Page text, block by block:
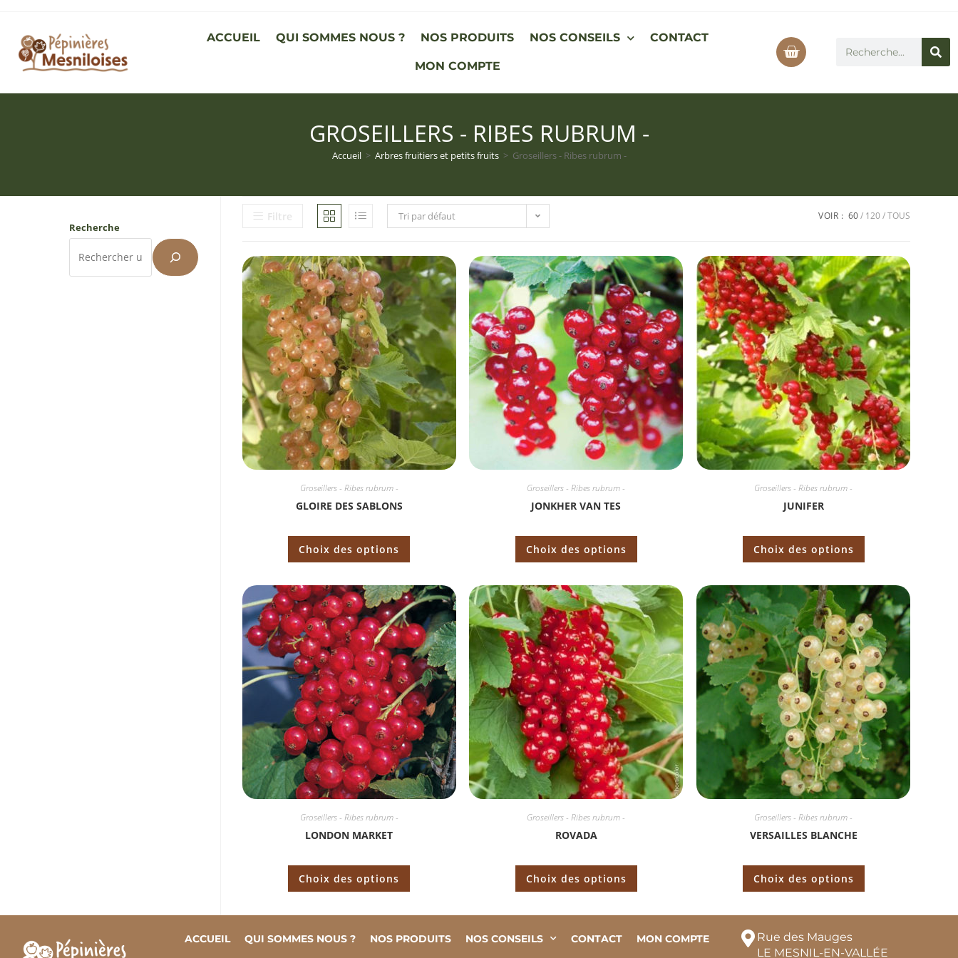
ACCUEIL QUI SOMMES NOUS ? NOS PRODUITS NOS CONSEILS CONTACT
MON COMPTE
GROSEILLERS - RIBES RUBRUM -
Accueil > Arbres fruitiers et petits fruits > Groseillers - Ribes rubrum -
Recherche
Filtre Tri par défaut VOIR : 60 120 TOUS
Groseillers - Ribes rubrum -
GLOIRE DES SABLONS
Choix des options
Groseillers - Ribes rubrum -
JONKHER VAN TES
Choix des options
Groseillers - Ribes rubrum -
JUNIFER
Choix des options
Groseillers - Ribes rubrum -
LONDON MARKET
Choix des options
Groseillers - Ribes rubrum -
ROVADA
Choix des options
Groseillers - Ribes rubrum -
VERSAILLES BLANCHE
Choix des options
ACCUEIL QUI SOMMES NOUS ? NOS PRODUITS NOS CONSEILS CONTACT MON COMPTE
Rue des Mauges
LE MESNIL-EN-VALLÉE